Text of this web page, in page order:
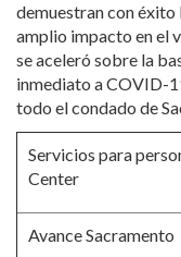
demuestran con
amplio impacto en el
se aceleró sobre la
inmediato a COVID-
todo el condado de
Servicios para
Center
Avance Sacramento